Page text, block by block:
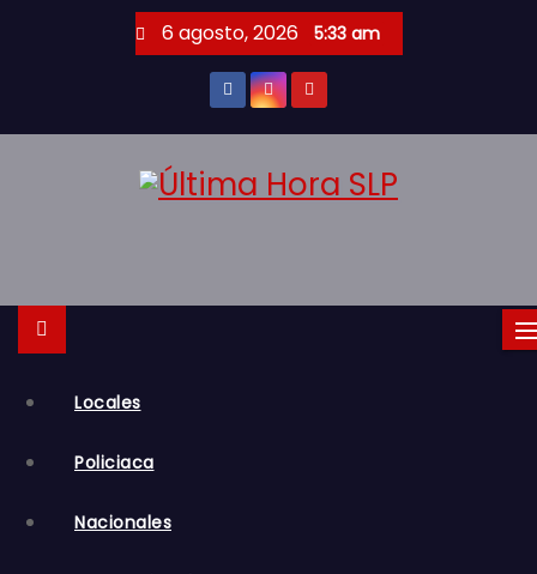
6 agosto, 2026 5:33 am
Locales
Policiaca
Nacionales